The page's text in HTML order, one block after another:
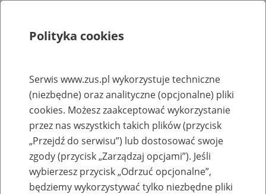
Rejestry, ewidencje i archiwa
Baza zlikwidowanych lub
przekształconych zakładów pracy
Nazwa zakładu pracy:
Polityka cookies
Serwis www.zus.pl wykorzystuje techniczne
(niezbędne) oraz analityczne (opcjonalne) pliki
cookies. Możesz zaakceptować wykorzystanie
przez nas wszystkich takich plików (przycisk
„Przejdź do serwisu”) lub dostosować swoje
zgody (przycisk „Zarządzaj opcjami”). Jeśli
wybierzesz przycisk „Odrzuć opcjonalne”,
będziemy wykorzystywać tylko niezbędne pliki